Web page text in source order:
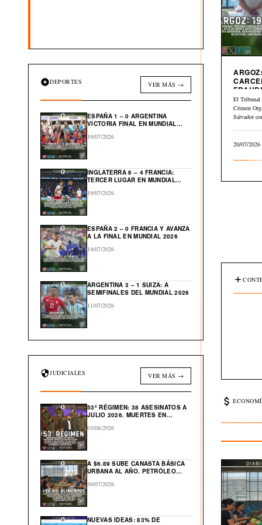
DEPORTES VER MÁS →
ESPAÑA 1 – 0 ARGENTINA
VICTORIA FINAL EN MUNDIAL
19/07/2026
INGLATERRA 6 – 4 FRANCIA:
TERCER LUGAR EN MUNDIAL
19/07/2026
ESPAÑA 2 – 0 FRANCIA Y AVANZA
A LA FINAL EN MUNDIAL 2026
14/07/2026
ARGENTINA 3 – 1 SUIZA: A
SEMIFINALES DEL MUNDIAL 2026
11/07/2026
JUDICIALES VER MÁS →
53º RÉGIMEN: 38 ASESINATOS A
JULIO 2026. MUERTES EN
03/08/2026
A $6.89 SUBE CANASTA BÁSICA
URBANA AL AÑO. PETRÓLEO
30/07/2026
NUEVAS IDEAS: 83% DE
El Tribunal
Crimen
Salvador
20/07/2026